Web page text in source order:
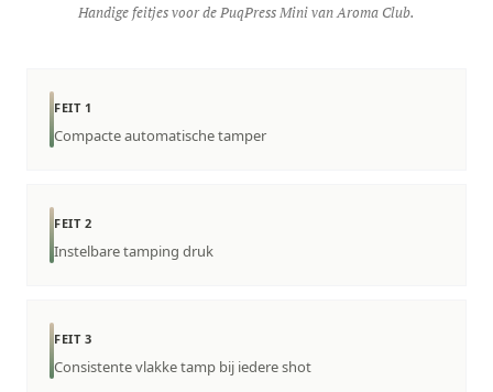
Handige feitjes voor de PuqPress Mini van Aroma Club.
FEIT 1
Compacte automatische tamper
FEIT 2
Instelbare tamping druk
FEIT 3
Consistente vlakke tamp bij iedere shot